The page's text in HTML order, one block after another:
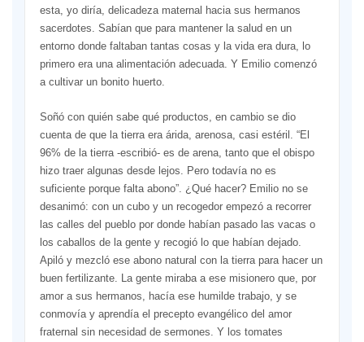
esta, yo diría, delicadeza maternal hacia sus hermanos
sacerdotes. Sabían que para mantener la salud en un
entorno donde faltaban tantas cosas y la vida era dura, lo
primero era una alimentación adecuada. Y Emilio comenzó
a cultivar un bonito huerto.
Soñó con quién sabe qué productos, en cambio se dio
cuenta de que la tierra era árida, arenosa, casi estéril. “El
96% de la tierra -escribió- es de arena, tanto que el obispo
hizo traer algunas desde lejos. Pero todavía no es
suficiente porque falta abono”. ¿Qué hacer? Emilio no se
desanimó: con un cubo y un recogedor empezó a recorrer
las calles del pueblo por donde habían pasado las vacas o
los caballos de la gente y recogió lo que habían dejado.
Apiló y mezcló ese abono natural con la tierra para hacer un
buen fertilizante. La gente miraba a ese misionero que, por
amor a sus hermanos, hacía ese humilde trabajo, y se
conmovía y aprendía el precepto evangélico del amor
fraternal sin necesidad de sermones. Y los tomates